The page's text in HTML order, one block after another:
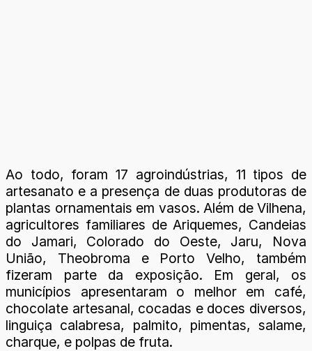
Ao todo, foram 17 agroindústrias, 11 tipos de
artesanato e a presença de duas produtoras de
plantas ornamentais em vasos. Além de Vilhena,
agricultores familiares de Ariquemes, Candeias
do Jamari, Colorado do Oeste, Jaru, Nova
União, Theobroma e Porto Velho, também
fizeram parte da exposição. Em geral, os
municípios apresentaram o melhor em café,
chocolate artesanal, cocadas e doces diversos,
linguiça calabresa, palmito, pimentas, salame,
charque, e polpas de fruta.